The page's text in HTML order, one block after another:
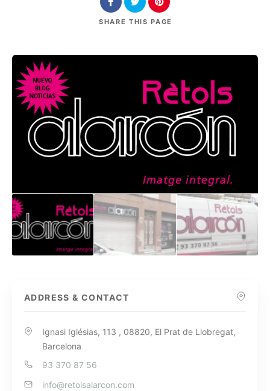
SHARE THIS PAGE
ADDRESS & CONTACT
Ignasi Iglésias, 113 , 08820, El Prat de Llobregat,
Barcelona
93 370 87 56
info@retolsalarcon.com